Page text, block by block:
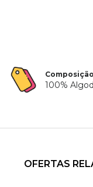
100%
OFERTAS